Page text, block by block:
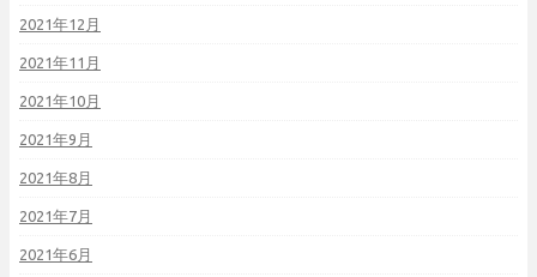
2021年12月
2021年11月
2021年10月
2021年9月
2021年8月
2021年7月
2021年6月